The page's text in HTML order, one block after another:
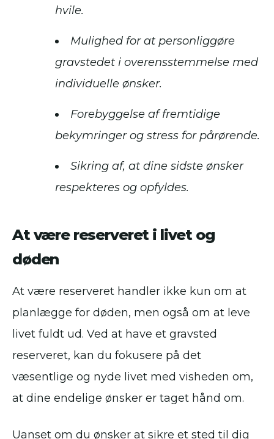
hvile.
Mulighed for at personliggøre
gravstedet i overensstemmelse med
individuelle ønsker.
Forebyggelse af fremtidige
bekymringer og stress for pårørende.
Sikring af, at dine sidste ønsker
respekteres og opfyldes.
At være reserveret i livet og
døden
At være reserveret handler ikke kun om at
planlægge for døden, men også om at leve
livet fuldt ud. Ved at have et gravsted
reserveret, kan du fokusere på det
væsentlige og nyde livet med visheden om,
at dine endelige ønsker er taget hånd om.
Uanset om du ønsker at sikre et sted til dig